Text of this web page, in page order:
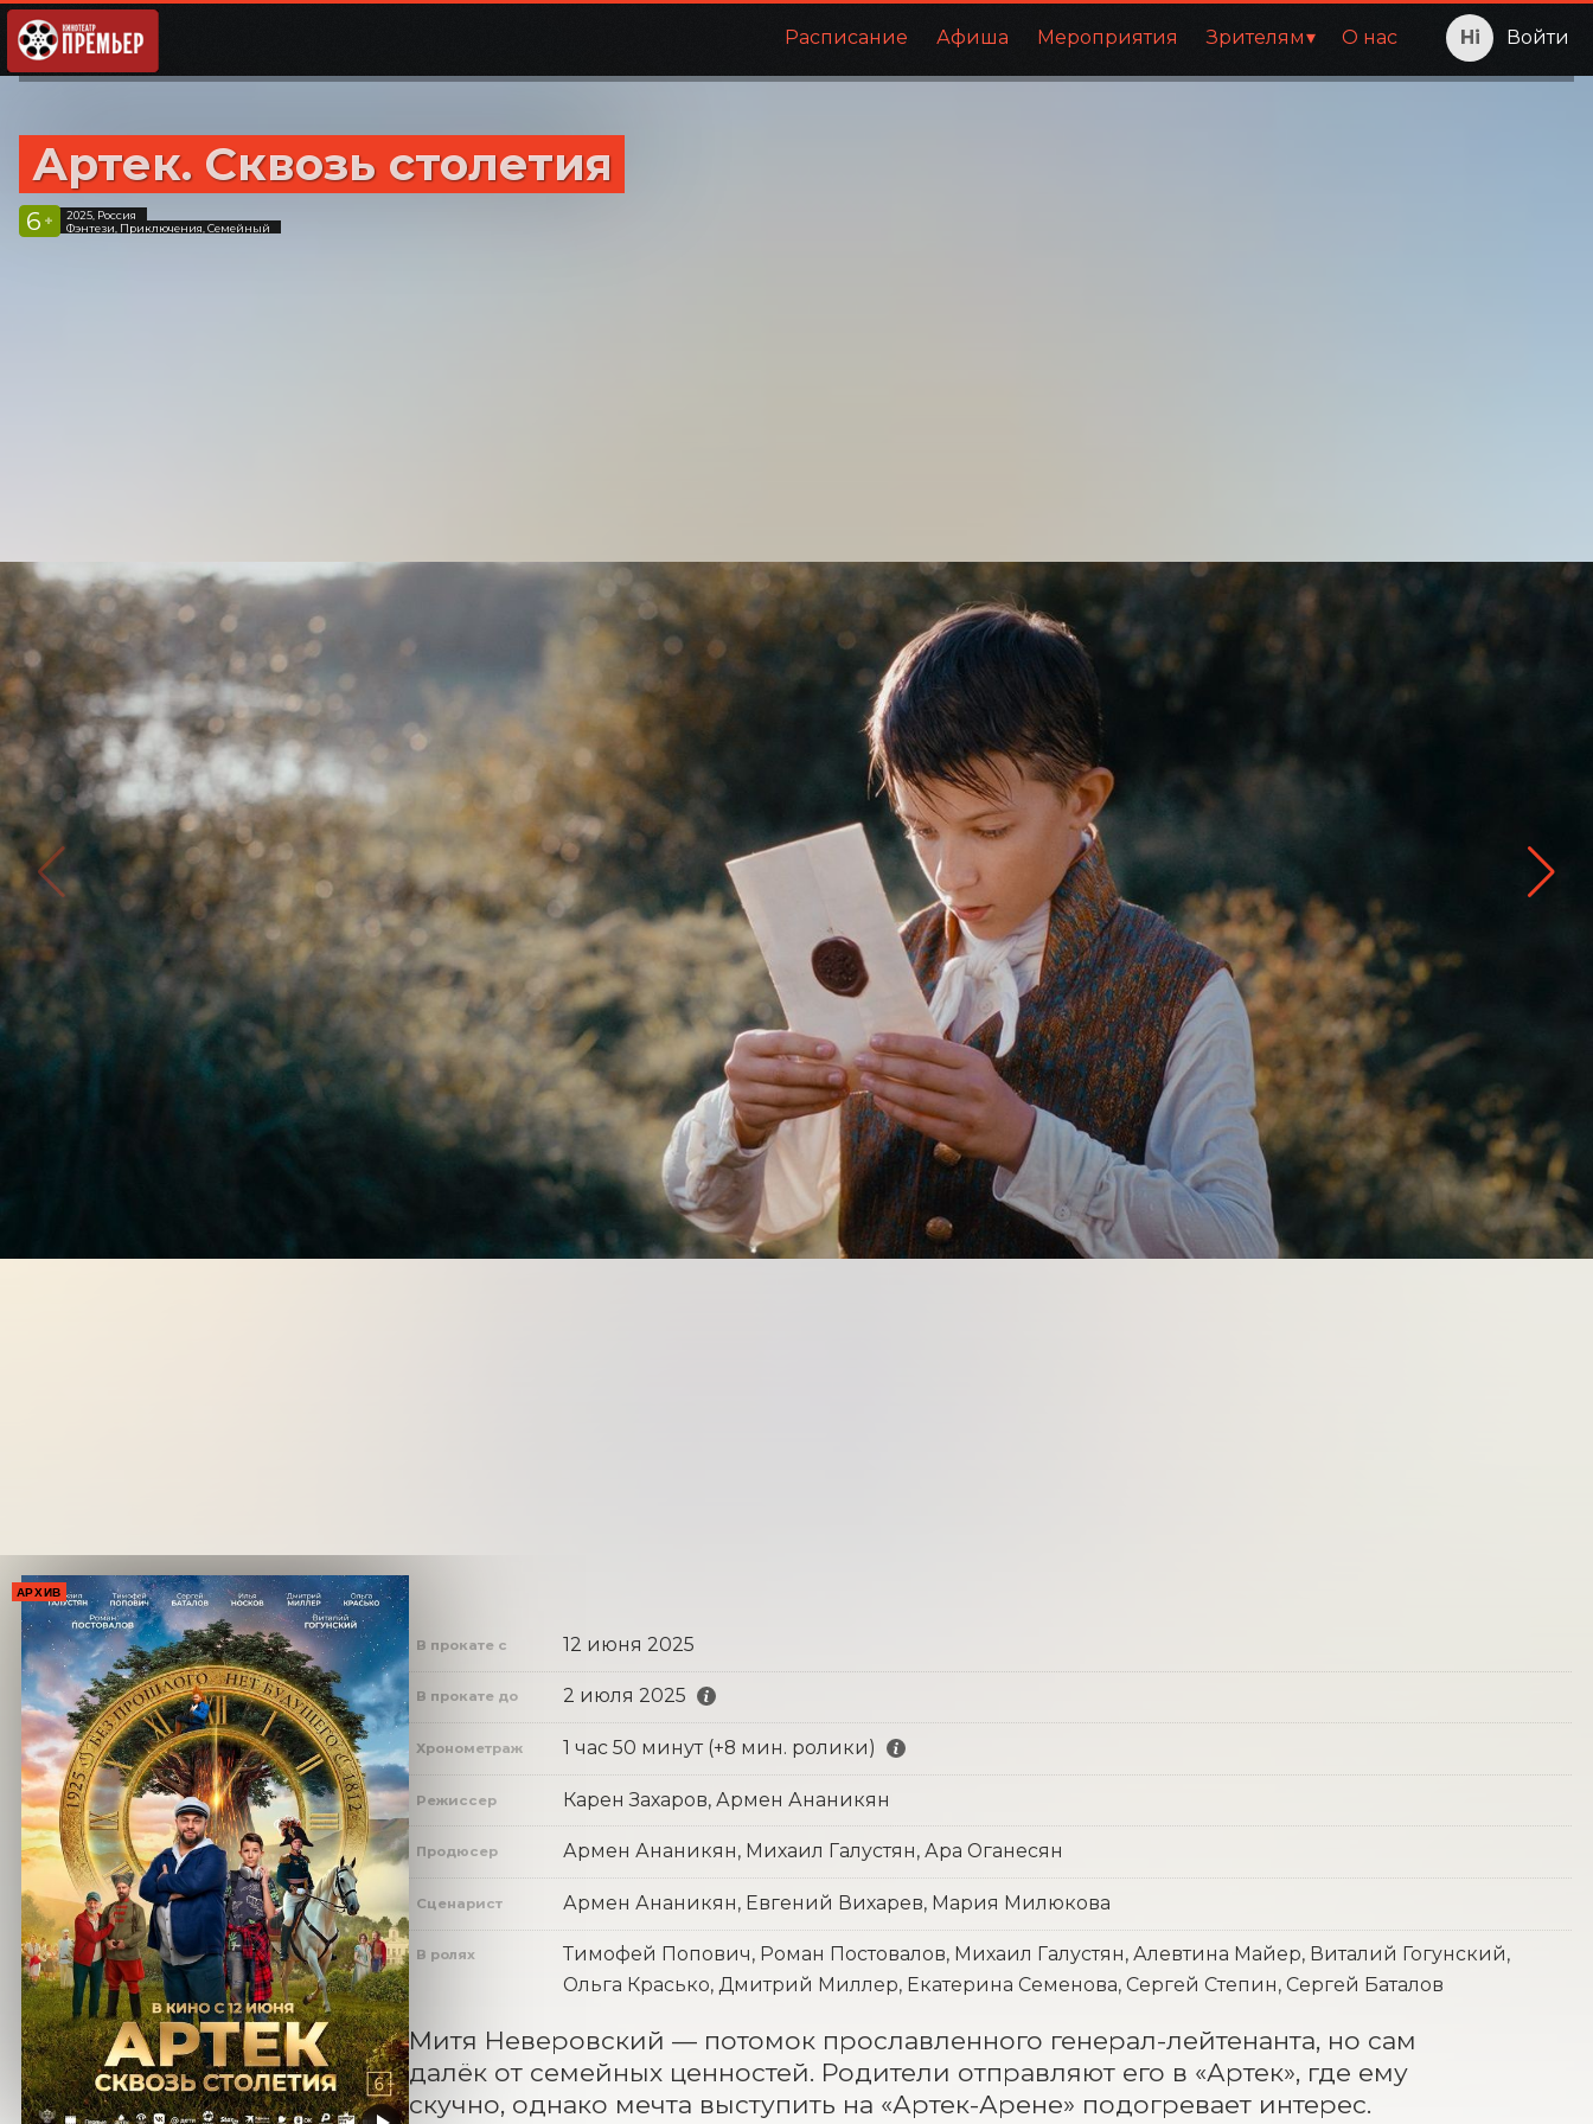
Расписание Афиша Мероприятия Зрителям О нас Войти
Артек. Сквозь столетия
6 +
2025, Россия
Фэнтези, Приключения, Семейный
АРХИВ
В прокате с 12 июня 2025
В прокате до 2 июля 2025
Хронометраж 1 час 50 минут (+8 мин. ролики)
Режиссер Карен Захаров, Армен Ананикян
Продюсер Армен Ананикян, Михаил Галустян, Ара Оганесян
Сценарист Армен Ананикян, Евгений Вихарев, Мария Милюкова
В ролях
Тимофей Попович, Роман Постовалов, Михаил Галустян, Алевтина Майер, Виталий Гогунский,
Ольга Красько, Дмитрий Миллер, Екатерина Семенова, Сергей Степин, Сергей Баталов
Митя Неверовский — потомок прославленного генерал-лейтенанта, но сам
далёк от семейных ценностей. Родители отправляют его в «Артек», где ему
скучно, однако мечта выступить на «Артек-Арене» подогревает интерес.